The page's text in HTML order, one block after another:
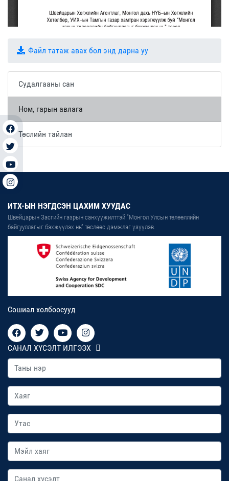
Файл татаж авах бол энд дарна уу
Судалгааны сан
Ном, гарын авлага
Төслийн тайлан
ИТХ-ЫН НЭГДСЭН ЦАХИМ ХУУДАС
Швейцарын Засгийн газрын санхүүжилттэй “Монгол Улсын төлөөллийн
байгууллагыг бэхжүүлэх нь” төслөөс дэмжлэг үзүүлэв.
Сошиал холбоосууд
САНАЛ ХҮСЭЛТ ИЛГЭЭХ